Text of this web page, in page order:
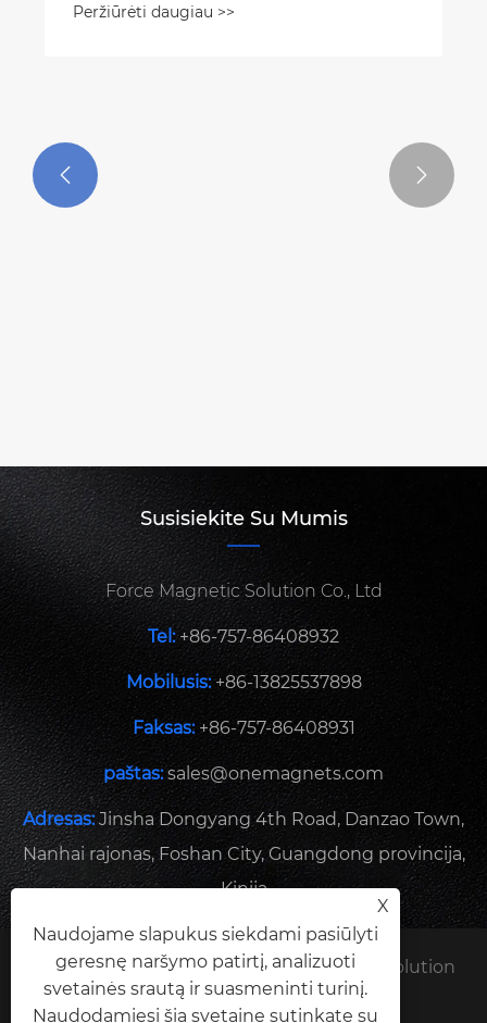
principas
Peržiūrėti daugiau >>
 
Susisiekite Su Mumis
Force Magnetic Solution Co., Ltd
Tel:+86-757-86408932
Mobilusis:+86-13825537898
Faksas: +86-757-86408931
paštas:sales@onemagnets.com
Adresas:Jinsha Dongyang 4th Road, Danzao Town,
Nanhai rajonas, Foshan City, Guangdong provincija,
Kinija
Autoriaus teisės © 2024 Force Magnetic Solution
Co., Ltd. Visos teisės saugomos.
X
Naudojame slapukus siekdami pasiūlyti
geresnę naršymo patirtį, analizuoti
svetainės srautą ir suasmeninti turinį.
Naudodamiesi šia svetaine sutinkate su